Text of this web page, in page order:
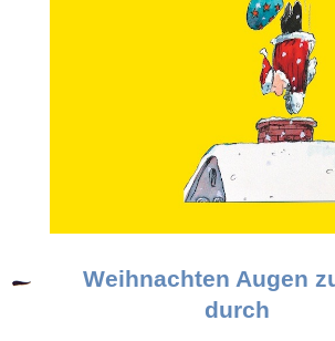
Weihnachten Augen
durch